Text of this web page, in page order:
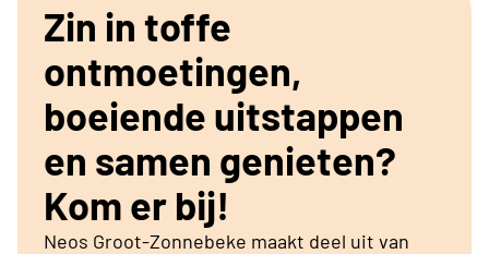
Zin in toffe
ontmoetingen,
boeiende uitstappen
en samen genieten?
Kom er bij!
Neos Groot-Zonnebeke maakt deel uit van